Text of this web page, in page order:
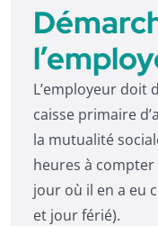
L’employeur doit
caisse primaire
la mutualité
heures à compter
jour où il en a eu
et jour férié).